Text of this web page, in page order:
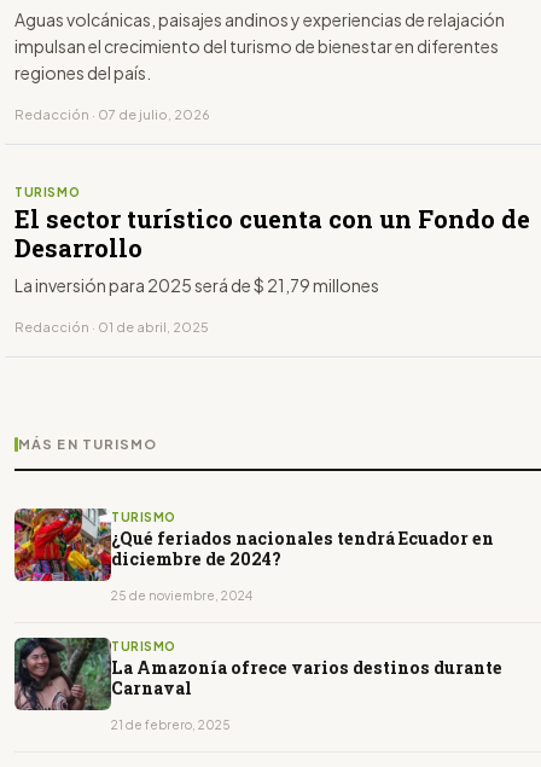
Aguas volcánicas, paisajes andinos y experiencias de relajación
impulsan el crecimiento del turismo de bienestar en diferentes
regiones del país.
Redacción · 07 de julio, 2026
TURISMO
El sector turístico cuenta con un Fondo de
Desarrollo
La inversión para 2025 será de $ 21,79 millones
Redacción · 01 de abril, 2025
MÁS EN TURISMO
TURISMO
¿Qué feriados nacionales tendrá Ecuador en
diciembre de 2024?
25 de noviembre, 2024
TURISMO
La Amazonía ofrece varios destinos durante
Carnaval
21 de febrero, 2025